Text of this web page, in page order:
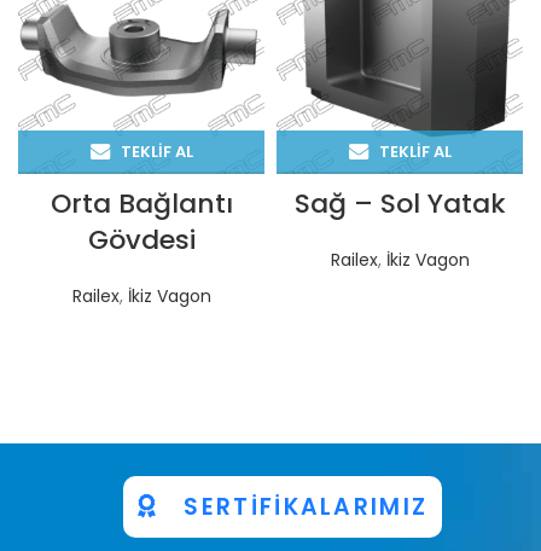
TEKLIF AL
Orta Bağlantı
Gövdesi
Railex, İkiz Vagon
TEKLIF AL
Sağ – Sol Yatak
Railex, İkiz Vagon
SERTİFİKALARIMIZ